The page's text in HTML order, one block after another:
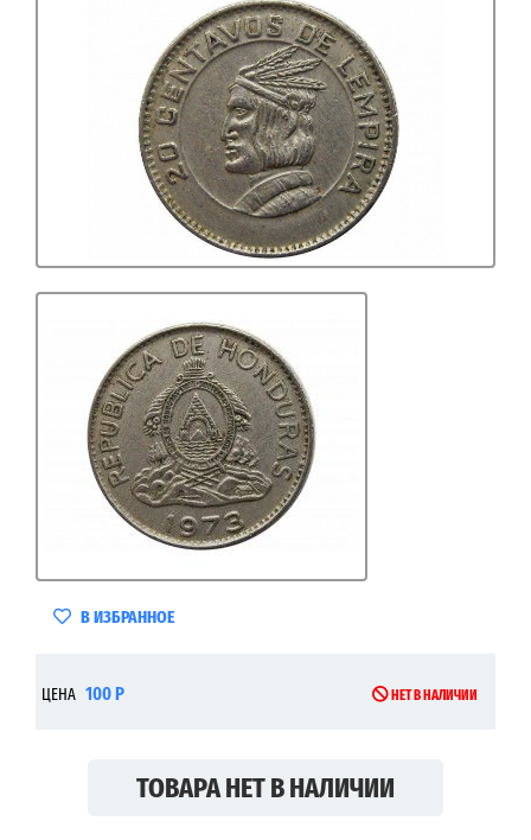
В ИЗБРАННОЕ
ЦЕНА 100 Р НЕТ В НАЛИЧИИ
ТОВАРА НЕТ В НАЛИЧИИ